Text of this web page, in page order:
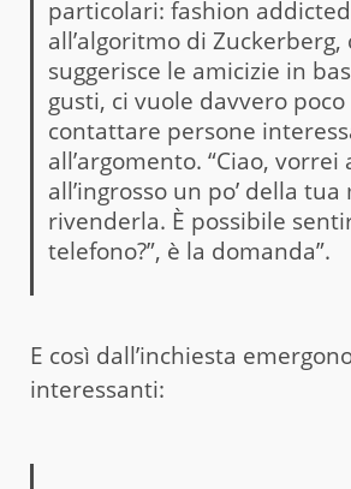
particolari: fashion
all’algoritmo di Zuckerberg,
suggerisce le amicizie in
gusti, ci vuole davvero
contattare persone
all’argomento. “Ciao,
all’ingrosso un po’ della
rivenderla. È possibile
telefono?”, è la domanda”.
E così dall’inchiesta
interessanti: